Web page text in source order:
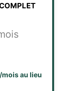
au lieu